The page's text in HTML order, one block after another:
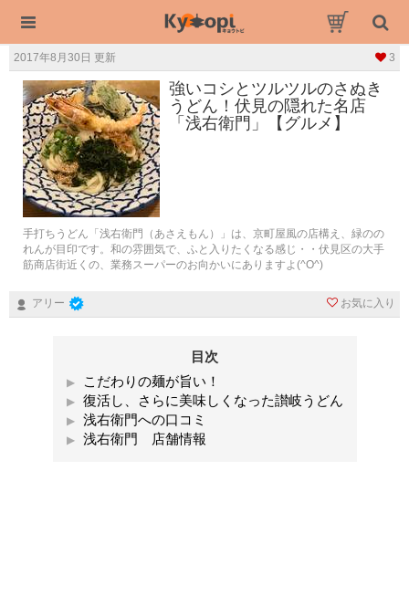
2017年8月30日 更新 3
強いコシとツルツルのさぬき
うどん！伏見の隠れた名店
「浅右衛門」【グルメ】
手打ちうどん「浅右衛門（あさえもん）」は、京町屋風の店構え、緑のの
れんが目印です。和の雰囲気で、ふと入りたくなる感じ・・伏見区の大手
筋商店街近くの、業務スーパーのお向かいにありますよ(^O^)
アリー お気に入り
目次
こだわりの麺が旨い！
復活し、さらに美味しくなった讃岐うどん
浅右衛門への口コミ
浅右衛門 店舗情報